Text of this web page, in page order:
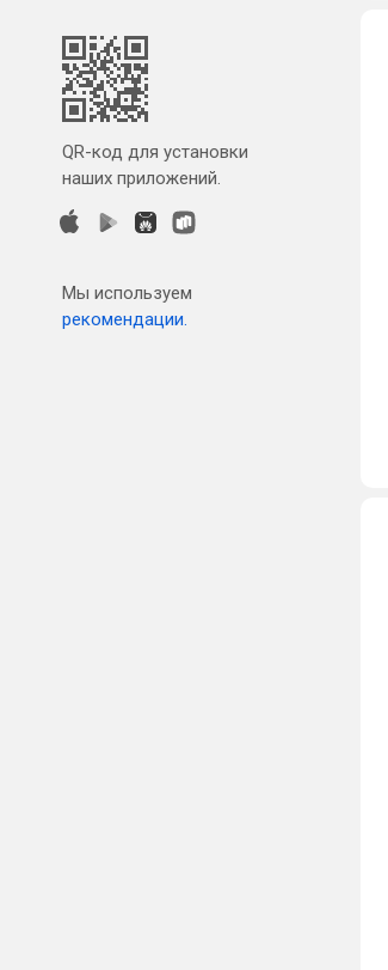
QR-код для установки
наших приложений.
Мы используем
рекомендации.